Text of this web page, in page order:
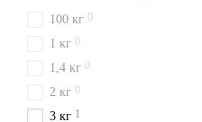
100 кг 0
1 кг 0
1,4 кг 0
2 кг 0
3 кг 1